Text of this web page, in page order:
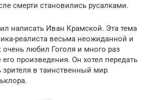
смерти становились русалками.
написать Иван Крамской. Эта тема
реалиста весьма неожиданной и
любил Гоголя и много раз
произведения. Он хотел передать
зрителя в таинственный мир